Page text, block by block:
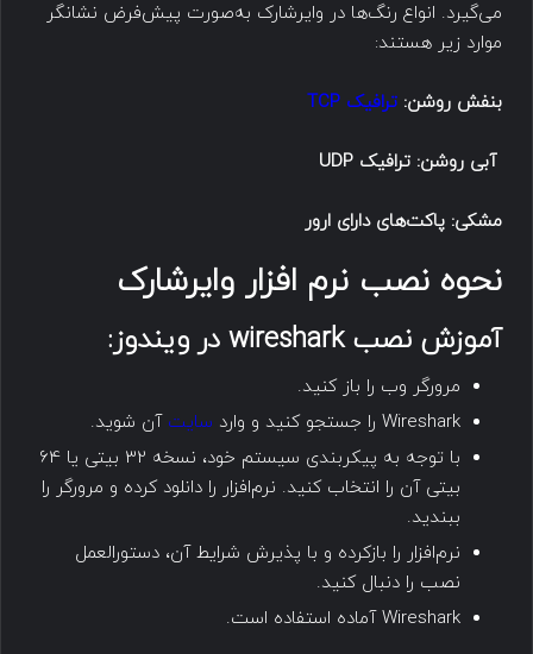
می‌گیرد. انواع رنگ‌ها در وایرشارک به‌صورت پیش‌فرض نشانگر
موارد زیر هستند:
بنفش روشن: ترافیک TCP
آبی روشن: ترافیک UDP
مشکی: پاکت‌های دارای ارور
نحوه نصب نرم افزار وایرشارک
آموزش نصبwireshark در ویندوز:
مرورگر وب را باز کنید.
Wireshark را جستجو کنید و وارد
سایت آن شوید.
با توجه به پیکربندی سیستم خود، نسخه 32 بیتی یا 64
بیتی آن را انتخاب کنید. نرم‌افزار را دانلود کرده و مرورگر را
ببندید.
نرم‌افزار را بازکرده و با پذیرش شرایط آن، دستورالعمل
نصب را دنبال کنید.
Wireshark آماده استفاده است.